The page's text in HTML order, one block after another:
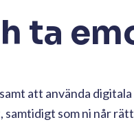
ta
samt att använda
som ni når